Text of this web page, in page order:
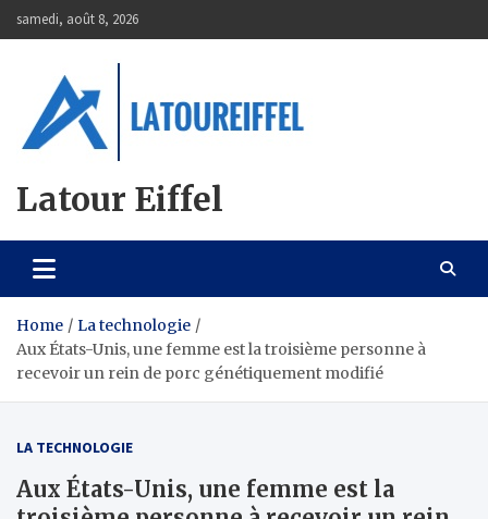
to
samedi, août 8, 2026
Latour Eiffel
Home
La technologie
Aux États-Unis, une femme est la troisième personne à
recevoir un rein de porc génétiquement modifié
LA TECHNOLOGIE
Aux États-Unis, une femme est la